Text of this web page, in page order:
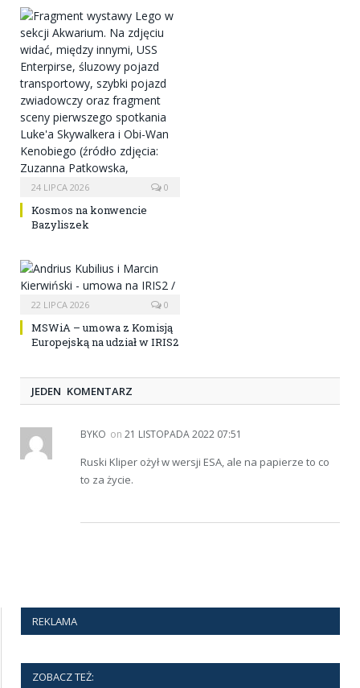
24 LIPCA 2026 0
Kosmos na konwencie
Bazyliszek
22 LIPCA 2026 0
MSWiA – umowa z Komisją
Europejską na udział w IRIS2
JEDEN KOMENTARZ
BYKO on 21 LISTOPADA 2022 07:51
Ruski Kliper ożył w wersji ESA, ale na papierze to co
to za życie.
REKLAMA
ZOBACZ TEŻ: